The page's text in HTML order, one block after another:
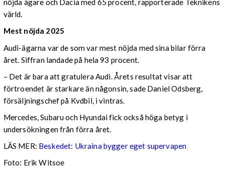
nöjda ägare och Dacia med 65 procent, rapporterade Teknikens
värld.
Mest nöjda 2025
Audi-ägarna var de som var mest nöjda med sina bilar förra
året. Siffran landade på hela 93 procent.
– Det är bara att gratulera Audi. Årets resultat visar att
förtroendet är starkare än någonsin, sade Daniel Odsberg,
försäljningschef på Kvdbil, i vintras.
Mercedes, Subaru och Hyundai fick också höga betyg i
undersökningen från förra året.
LÄS MER: Beskedet: Ukraina bygger eget supervapen
Foto: Erik Witsoe